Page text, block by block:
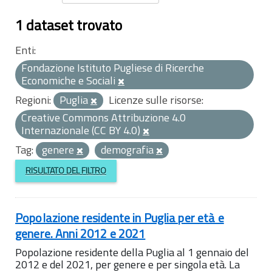
1 dataset trovato
Enti:
Fondazione Istituto Pugliese di Ricerche
Economiche e Sociali
Regioni: Puglia
Licenze sulle risorse:
Creative Commons Attribuzione 4.0
Internazionale (CC BY 4.0)
Tag: genere demografia
RISULTATO DEL FILTRO
Popolazione residente in Puglia per età e
genere. Anni 2012 e 2021
Popolazione residente della Puglia al 1 gennaio del
2012 e del 2021, per genere e per singola età. La